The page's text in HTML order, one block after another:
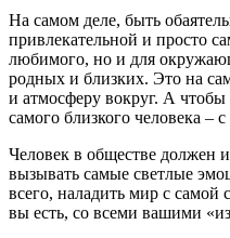
На самом деле, быть
привлекательной и просто
любимого, но и для
родных и близких. Это на
и атмосферу вокруг. А чтобы
самого близкого человека – с
Человек в обществе должен
вызывать самые светлые
всего, наладить мир с самой
вы есть, со всеми вашими